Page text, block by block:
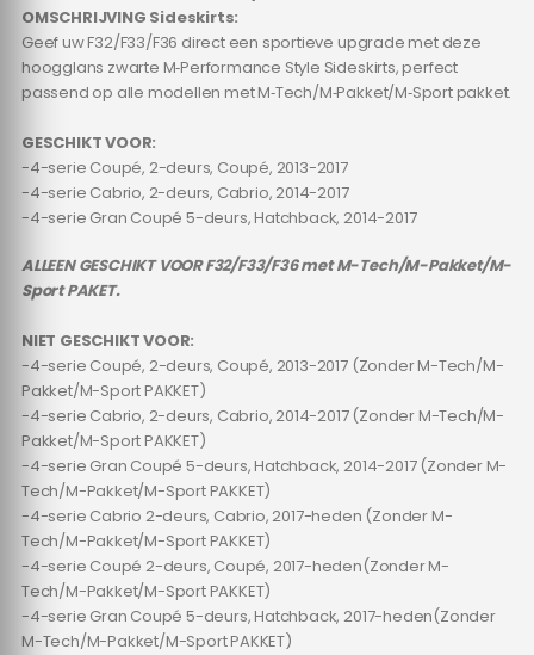
OMSCHRIJVING Sideskirts:
Geef uw F32/F33/F36 direct een sportieve upgrade met deze
hoogglans zwarte M‑Performance Style Sideskirts, perfect
passend op alle modellen met M‑Tech/M‑Pakket/M‑Sport pakket.
GESCHIKT VOOR:
-4-serie Coupé, 2-deurs, Coupé, 2013-2017
-4-serie Cabrio, 2-deurs, Cabrio, 2014-2017
-4-serie Gran Coupé 5-deurs, Hatchback, 2014-2017
ALLEEN GESCHIKT VOOR F32/F33/F36 met M-Tech/M-Pakket/M-
Sport PAKET.
NIET GESCHIKT VOOR:
-4-serie Coupé, 2-deurs, Coupé, 2013-2017 (Zonder M-Tech/M-
Pakket/M-Sport PAKKET)
-4-serie Cabrio, 2-deurs, Cabrio, 2014-2017 (Zonder M-Tech/M-
Pakket/M-Sport PAKKET)
-4-serie Gran Coupé 5-deurs, Hatchback, 2014-2017 (Zonder M-
Tech/M-Pakket/M-Sport PAKKET)
-4-serie Cabrio 2-deurs, Cabrio, 2017-heden (Zonder M-
Tech/M-Pakket/M-Sport PAKKET)
-4-serie Coupé 2-deurs, Coupé, 2017-heden(Zonder M-
Tech/M-Pakket/M-Sport PAKKET)
-4-serie Gran Coupé 5-deurs, Hatchback, 2017-heden(Zonder
M-Tech/M-Pakket/M-Sport PAKKET)